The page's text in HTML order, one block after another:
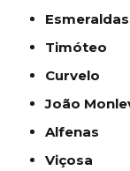
Esmeraldas
Timóteo
Curvelo
João
Alfenas
Viçosa